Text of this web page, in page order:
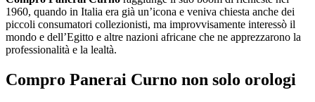
1960, quando in Italia era già un’icona e veniva chiesta anche dei
piccoli consumatori collezionisti, ma improvvisamente interessò il
mondo e dell’Egitto e altre nazioni africane che ne apprezzarono la
professionalità e la lealtà.
Compro Panerai Curno non solo orologi